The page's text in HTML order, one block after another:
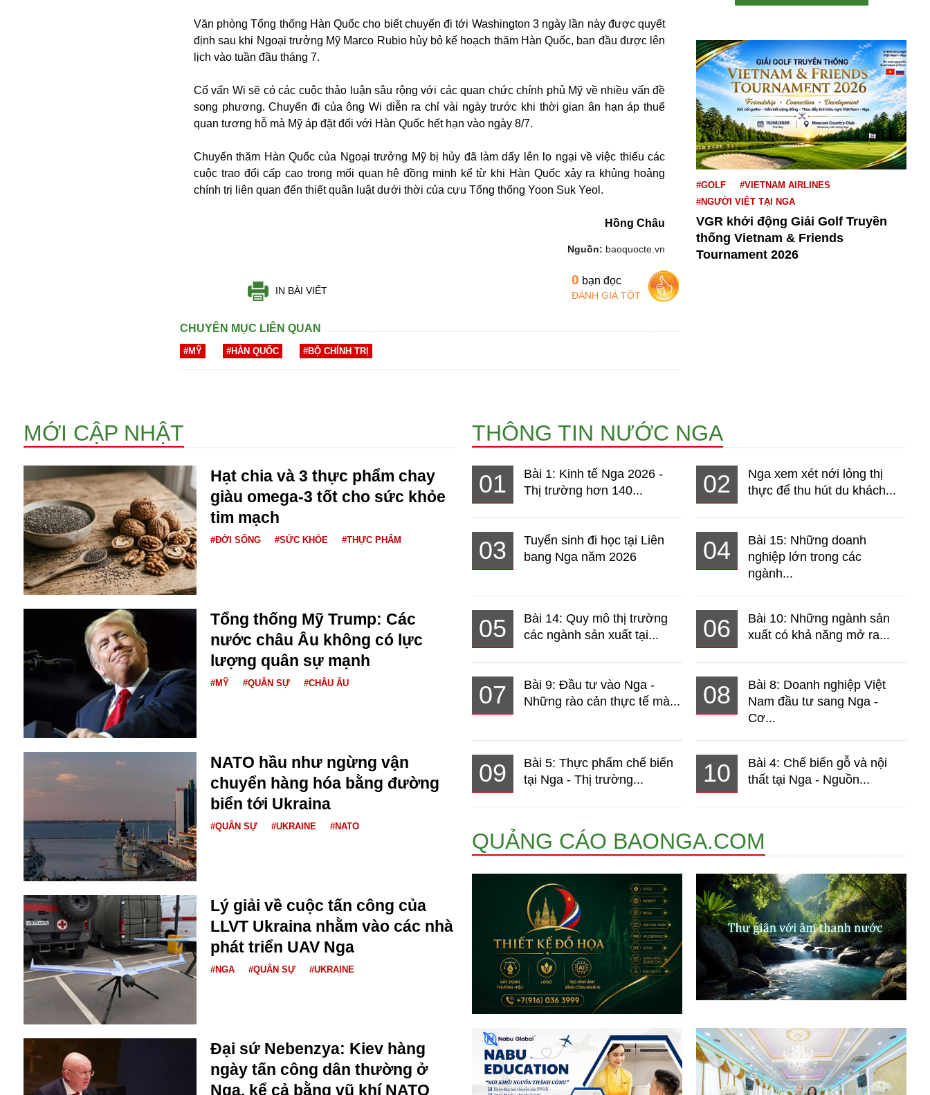
Báo Nga có gì?
Biển Đông
Buôn bán ở Nga
Bộ Quốc phòng
Bác Hồ
Bộ Y tế
Bão tuyết
Bệnh viện
Bản quyền
Bộ Ngoại giao
Bình Dương
Biển Đen
Bulgaria
Biến chủng
Baikal
Bakhmut
Bulagria
Crimea
Chính trị
Công nghệ
Chuyện hay
Chuyện lạ
Cuộc sống quanh ta
Casino
Chiến tranh thương mại
Chi hội phụ nữ TTTM Mátxcơva
Chính trị Nga
Canada
Văn phòng Tổng thống Hàn Quốc cho biết chuyến đi tới Washington 3 ngày lần này được quyết
định sau khi Ngoại trưởng Mỹ Marco Rubio hủy bỏ kế hoạch thăm Hàn Quốc, ban đầu được lên
lịch vào tuần đầu tháng 7.
Cố vấn Wi sẽ có các cuộc thảo luận sâu rộng với các quan chức chính phủ Mỹ về nhiều vấn đề
song phương. Chuyến đi của ông Wi diễn ra chỉ vài ngày trước khi thời gian ân hạn áp thuế
quan tương hỗ mà Mỹ áp đặt đối với Hàn Quốc hết hạn vào ngày 8/7.
Chuyến thăm Hàn Quốc của Ngoại trưởng Mỹ bị hủy đã làm dấy lên lo ngại về việc thiếu các
cuộc trao đổi cấp cao trong mối quan hệ đồng minh kể từ khi Hàn Quốc xảy ra khủng hoảng
chính trị liên quan đến thiết quân luật dưới thời của cựu Tổng thống Yoon Suk Yeol.
Hồng Châu
Nguồn: baoquocte.vn
IN BÀI VIẾT
0 bạn đọc
ĐÁNH GIÁ TỐT
CHUYÊN MỤC LIÊN QUAN
#MỸ #HÀN QUỐC #BỘ CHÍNH TRỊ
#GOLF
#VIETNAM AIRLINES
#NGƯỜI VIỆT TẠI NGA
VGR khởi động Giải Golf Truyền
thống Vietnam & Friends
Tournament 2026
MỚI CẬP NHẬT
Hạt chia và 3 thực phẩm chay
giàu omega-3 tốt cho sức khỏe
tim mạch
#ĐỜI SỐNG #SỨC KHỎE #THỰC PHẨM
Tổng thống Mỹ Trump: Các
nước châu Âu không có lực
lượng quân sự mạnh
#MỸ #QUÂN SỰ #CHÂU ÂU
NATO hầu như ngừng vận
chuyển hàng hóa bằng đường
biển tới Ukraina
#QUÂN SỰ #UKRAINE #NATO
Lý giải về cuộc tấn công của
LLVT Ukraina nhằm vào các nhà
phát triển UAV Nga
#NGA #QUÂN SỰ #UKRAINE
Đại sứ Nebenzya: Kiev hàng
ngày tấn công dân thường ở
Nga, kể cả bằng vũ khí NATO
THÔNG TIN NƯỚC NGA
01
Bài 1: Kinh tế Nga 2026 -
Thị trường hơn 140...
02
Nga xem xét nới lỏng thị
thực để thu hút du khách...
03
Tuyển sinh đi học tại Liên
bang Nga năm 2026
04
Bài 15: Những doanh
nghiệp lớn trong các
ngành...
05
Bài 14: Quy mô thị trường
các ngành sản xuất tại...
06
Bài 10: Những ngành sản
xuất có khả năng mở ra...
07
Bài 9: Đầu tư vào Nga -
Những rào cản thực tế mà...
08
Bài 8: Doanh nghiệp Việt
Nam đầu tư sang Nga -
Cơ...
09
Bài 5: Thực phẩm chế biến
tại Nga - Thị trường...
10
Bài 4: Chế biến gỗ và nội
thất tại Nga - Nguồn...
QUẢNG CÁO BAONGA.COM